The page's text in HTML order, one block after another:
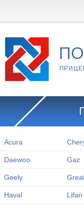
Acura
Daewoo Gaz
Geely
Haval Lifan